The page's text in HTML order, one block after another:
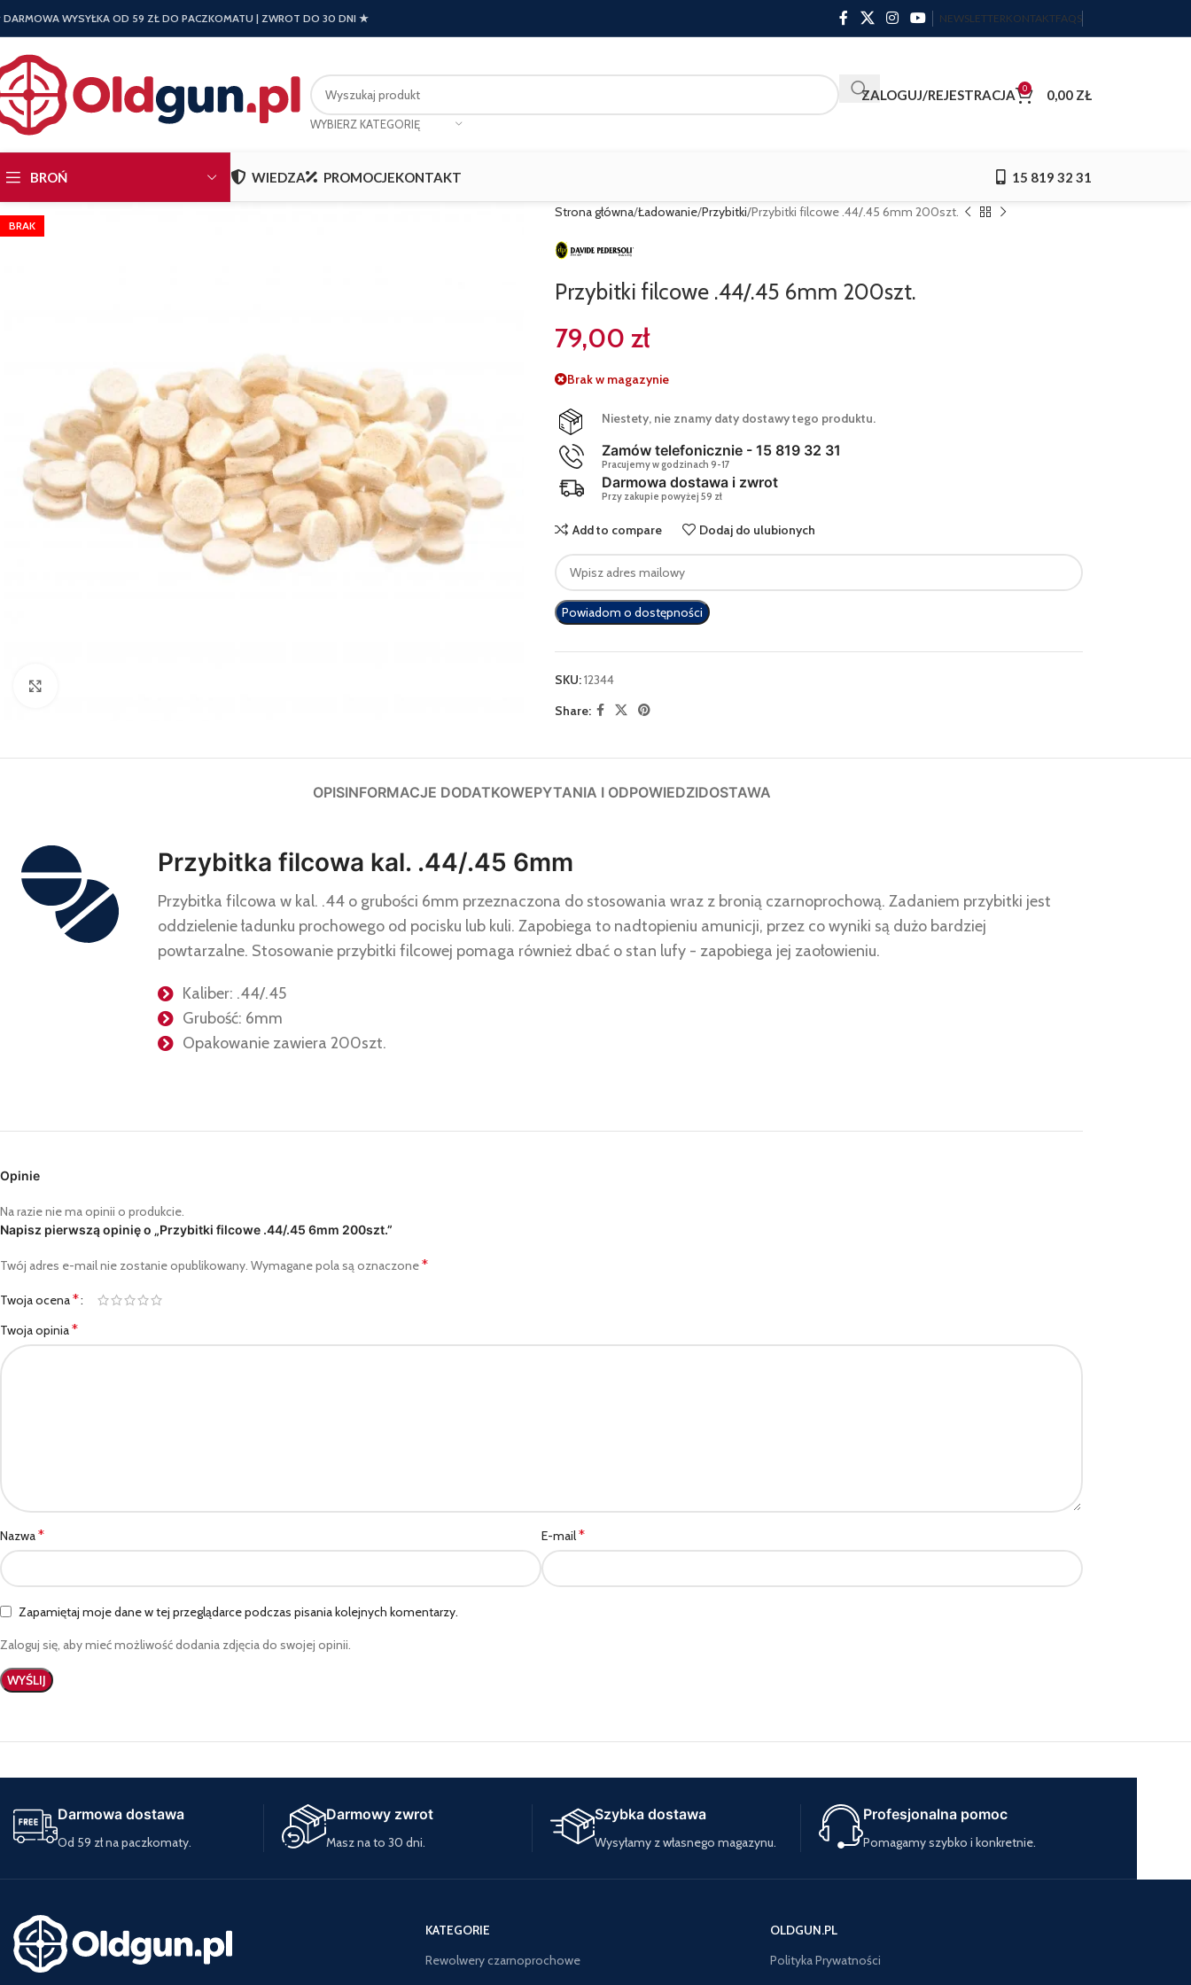
WYSYŁKA OD 59 ZŁ DO PACZKOMATU | ZWROT DO 30 DNI ★ NEWSLETTERKONTAKTFAQS
WYBIERZ KATEGORIĘ
ZALOGUJ/REJESTRACJA 0 0,00 ZŁ
BROŃ WIEDZA PROMOCJEKONTAKT 15 819 32 31
BRAK
Strona główna Ładowanie Przybitki Przybitki filcowe .44/.45 6mm 200szt.
Przybitki filcowe .44/.45 6mm 200szt.
79,00 zł
Brak w magazynie
Niestety, nie znamy daty dostawy tego produktu.
Zamów telefonicznie - 15 819 32 31
Pracujemy w godzinach 9-17
Darmowa dostawa i zwrot
Przy zakupie powyżej 59 zł
Add to compare Dodaj do ulubionych
Enter
your
email
address
the
for
product
Powiadom o dostępności
SKU:12344
Share:
OPISINFORMACJE DODATKOWEPYTANIA I ODPOWIEDZIDOSTAWA
Przybitka filcowa kal. .44/.45 6mm
Przybitka filcowa w kal. .44 o grubości 6mm przeznaczona do stosowania wraz z bronią czarnoprochową. Zadaniem przybitki jest
oddzielenie ładunku prochowego od pocisku lub kuli. Zapobiega to nadtopieniu amunicji, przez co wyniki są dużo bardziej
powtarzalne. Stosowanie przybitki filcowej pomaga również dbać o stan lufy - zapobiega jej zaołowieniu.
Kaliber: .44/.45
Grubość: 6mm
Opakowanie zawiera 200szt.
Opinie
Na razie nie ma opinii o produkcie.
Napisz pierwszą opinię o „Przybitki filcowe .44/.45 6mm 200szt.”
Twój adres e-mail nie zostanie opublikowany. Wymagane pola są oznaczone*
Twoja ocena*
Twoja opinia*
Nazwa* E-mail*
Zapamiętaj moje dane w tej przeglądarce podczas pisania kolejnych komentarzy.
Zaloguj się, aby mieć możliwość dodania zdjęcia do swojej opinii.
Darmowa dostawa
Od 59 zł na paczkomaty.
Darmowy zwrot
Masz na to 30 dni.
Szybka dostawa
Wysyłamy z własnego magazynu.
Profesjonalna pomoc
Pomagamy szybko i konkretnie.
KATEGORIE
Rewolwery czarnoprochowe
OLDGUN.PL
Polityka Prywatności